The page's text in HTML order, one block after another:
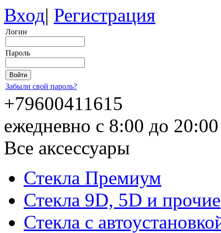
Вход| Регистрация
Логин
Пароль
Забыли свой пароль?
+79600411615
ежедневно с 8:00 до
Все аксессуары
Стекла Премиум
Стекла 9D, 5D и прочие
Стекла с